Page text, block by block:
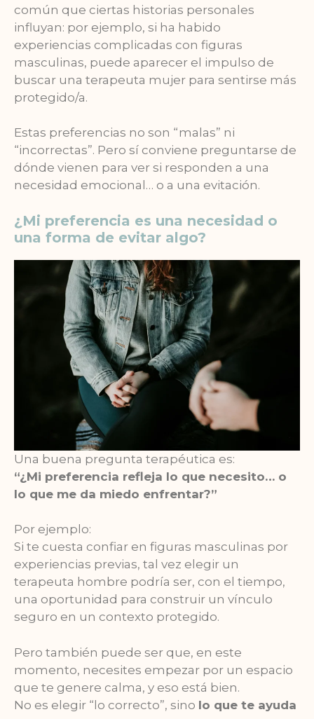
común que ciertas historias personales
influyan: por ejemplo, si ha habido
experiencias complicadas con figuras
masculinas, puede aparecer el impulso de
buscar una terapeuta mujer para sentirse más
protegido/a.
Estas preferencias no son “malas” ni
“incorrectas”. Pero sí conviene preguntarse de
dónde vienen para ver si responden a una
necesidad emocional… o a una evitación.
¿Mi preferencia es una necesidad o
una forma de evitar algo?
Una buena pregunta terapéutica es:
“¿Mi preferencia refleja lo que necesito… o
lo que me da miedo enfrentar?”
Por ejemplo:
Si te cuesta confiar en figuras masculinas por
experiencias previas, tal vez elegir un
terapeuta hombre podría ser, con el tiempo,
una oportunidad para construir un vínculo
seguro en un contexto protegido.
Pero también puede ser que, en este
momento, necesites empezar por un espacio
que te genere calma, y eso está bien.
No es elegir “lo correcto”, sino lo que te ayuda